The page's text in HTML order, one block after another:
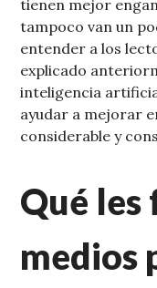
tienen mejor
tampoco van un
entender a los
explicado
inteligencia
ayudar a mejorar
considerable y
Qué les
medios